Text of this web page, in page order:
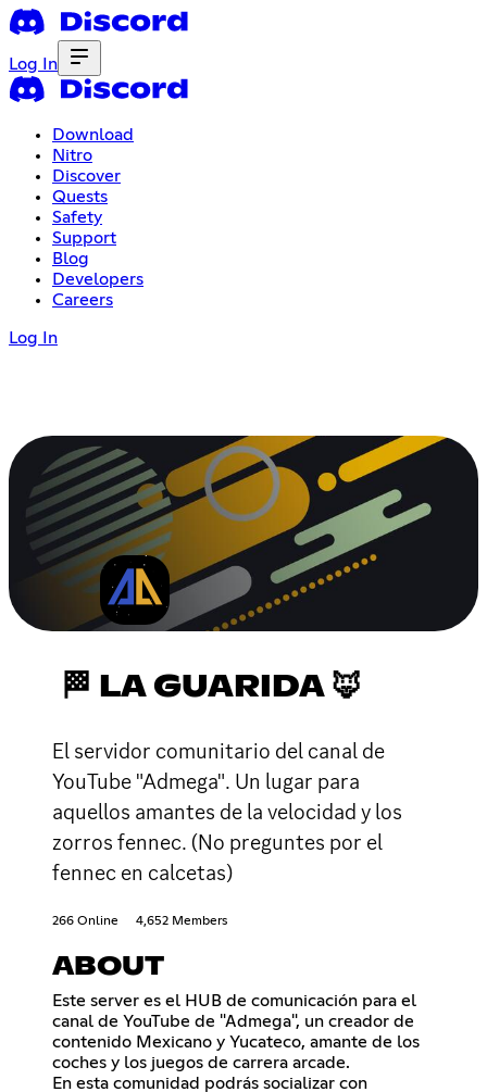
Log In
Download
Nitro
Discover
Quests
Safety
Support
Blog
Developers
Careers
Log In
🏁 LA GUARIDA 🦊
El servidor comunitario del canal de
YouTube "Admega". Un lugar para
aquellos amantes de la velocidad y los
zorros fennec. (No preguntes por el
fennec en calcetas)
266 Online 4,652 Members
ABOUT
Este server es el HUB de comunicación para el
canal de YouTube de "Admega", un creador de
contenido Mexicano y Yucateco, amante de los
coches y los juegos de carrera arcade.
En esta comunidad podrás socializar con